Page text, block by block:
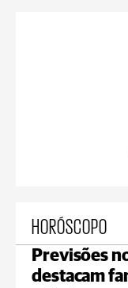
HORÓSCOPO
Previsões
destacam